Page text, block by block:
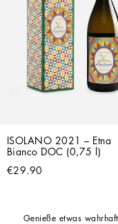
ISOLANO 2021 – Etna
Bianco DOC (0,75 l)
€29.90
Genieße etwas